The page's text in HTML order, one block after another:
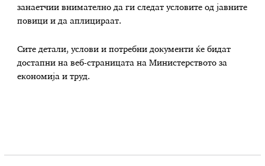
занаетчии внимателно да ги следат условите од јавните
повици и да аплицираат.
Сите детали, услови и потребни документи ќе бидат
достапни на веб-страницата на Министерството за
економија и труд.